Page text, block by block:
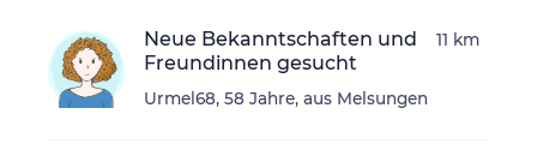
Neue Bekanntschaften und
Freundinnen gesucht
Urmel68, 58 Jahre, aus Melsungen
11 km